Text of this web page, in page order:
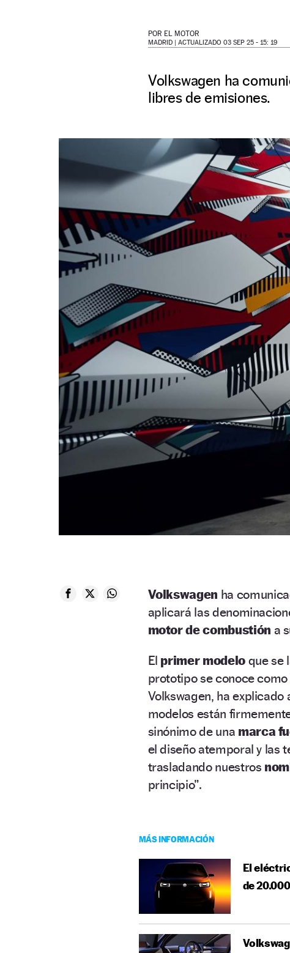
POR EL MOTOR
MADRID | ACTUALIZADO 03 SEP 25 - 15: 19
Volkswagen ha
libres de emisiones.
Volkswagen ha
aplicará las
motor de combustión a
El primer modelo que se
prototipo se conoce como
Volkswagen, ha explicado
modelos están
sinónimo de una marca
el diseño atemporal y las
trasladando nuestros
principio”.
MÁS INFORMACIÓN
El
de